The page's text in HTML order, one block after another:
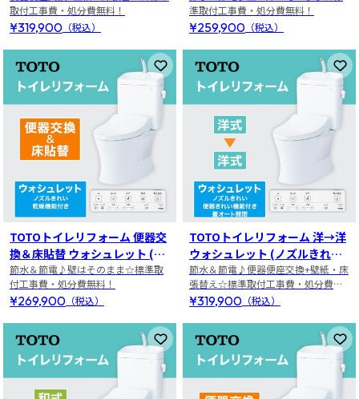
取付工事費・処分費無料！
¥319,900 （税込）
準取付工事費・処分費無料！
¥259,900 （税込）
お気に入りに登録
TOTOトイレリフォーム 便器交
換＆床貼替 ウォシュレット (ノ
ズルきれい・乾燥機能付き)
節水＆節電♪壁はそのまま☆標準取
付工事費・処分費無料！
¥269,900 （税込）
お
TOTOトイレリフォーム 洋→洋
ウォシュレット (ノズルきれ
い・便器きれい機能付き・蓋オ
ート開閉)
節水＆節電♪便器便座交換+壁紙・床
張替え☆標準取付工事費・処分費無
料！
¥319,900 （税込）
お気に入りに登録 お